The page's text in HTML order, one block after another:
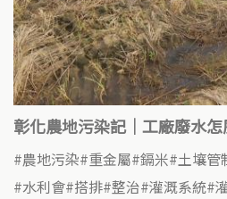
彰化農地污染記｜工廠廢水怎
農地污染 重金屬 鎘米 土壤管
水利會 搭排 整治 灌溉系統